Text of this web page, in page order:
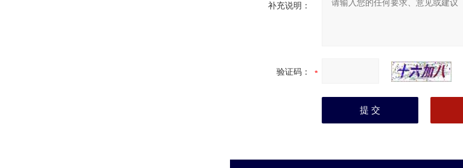
补充说明：
验证码：